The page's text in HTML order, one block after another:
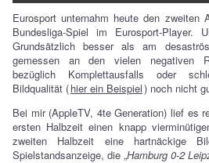
Eurosport unternahm heute den zweiten
Bundesliga-Spiel im Eurosport-
Grundsätzlich besser als am
gemessen an den vielen negativen
bezüglich Komplettausfalls oder
Bildqualität (hier ein Beispiel) noch nicht
Bei mir (AppleTV, 4te Generation) lief es
ersten Halbzeit einen knapp
zweiten Halbzeit eine hartnäckige
Spielstandsanzeige, die „Hamburg 0-2